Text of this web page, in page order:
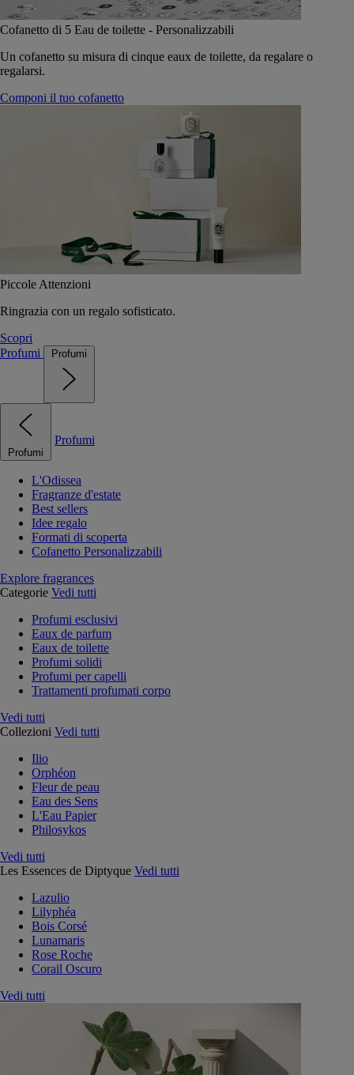
Cofanetto di 5 Eau de toilette - Personalizzabili
Un cofanetto su misura di cinque eaux de toilette, da regalare o
regalarsi.
Componi il tuo cofanetto
Piccole Attenzioni
Ringrazia con un regalo sofisticato.
Scopri
Profumi
Profumi
Profumi
Profumi
L'Odissea
Fragranze d'estate
Best sellers
Idee regalo
Formati di scoperta
Cofanetto Personalizzabili
Explore fragrances
Categorie Vedi tutti
Profumi esclusivi
Eaux de parfum
Eaux de toilette
Profumi solidi
Profumi per capelli
Trattamenti profumati corpo
Vedi tutti
Collezioni Vedi tutti
Ilio
Orphéon
Fleur de peau
Eau des Sens
L'Eau Papier
Philosykos
Vedi tutti
Les Essences de Diptyque Vedi tutti
Lazulio
Lilyphéa
Bois Corsé
Lunamaris
Rose Roche
Corail Oscuro
Vedi tutti